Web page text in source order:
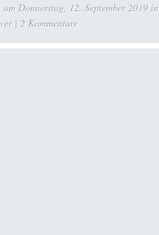
am Donnerstag, 12. September 2019 in
| 2 Kommentare